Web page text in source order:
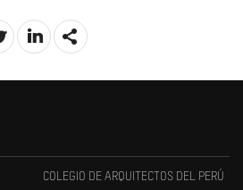
COLEGIO DE ARQUITECTOS DEL PERÚ